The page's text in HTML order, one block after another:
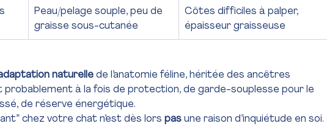
Peau/pelage souple, peu de
graisse sous-cutanée
Côtes difficiles à palper,
épaisseur graisseuse
naturelle de l’anatomie féline, héritée des ancêtres
probablement à la fois de protection, de garde-souplesse pour le
de réserve énergétique.
chez votre chat n’est dès lors pas une raison d’inquiétude en soi.